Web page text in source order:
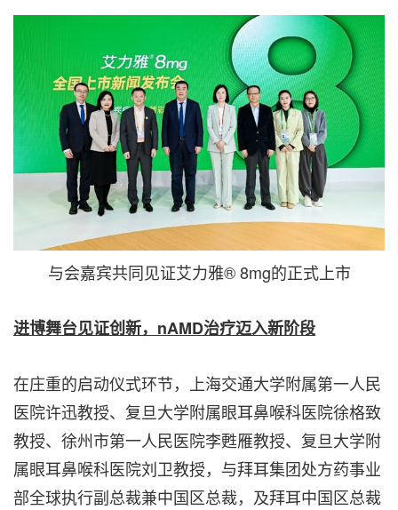
与会嘉宾共同见证艾力雅® 8mg的正式上市
进博舞台见证创新， nAMD治疗迈入新阶段
在庄重的启动仪式环节，上海交通大学附属第一人民
医院许迅教授、复旦大学附属眼耳鼻喉科医院徐格致
教授、徐州市第一人民医院李甦雁教授、复旦大学附
属眼耳鼻喉科医院刘卫教授，与拜耳集团处方药事业
部全球执行副总裁兼中国区总裁，及拜耳中国区总裁